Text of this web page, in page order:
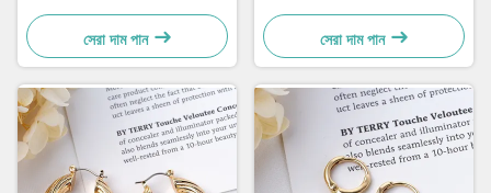
আকারের দুল
সেরা দাম পান
Huggie
সেরা দাম পান